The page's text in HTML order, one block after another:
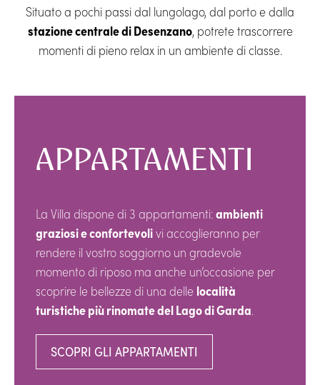
Situato a pochi passi dal lungolago, dal porto e dalla
stazione centrale di Desenzano, potrete trascorrere
momenti di pieno relax in un ambiente di classe.
APPARTAMENTI
La Villa dispone di 3 appartamenti:ambienti
graziosi e confortevolivi accoglieranno per
rendere il vostro soggiorno un gradevole
momento di riposo ma anche un’occasione per
scoprire le bellezze di una delle località
turistiche più rinomate del Lago di Garda.
SCOPRI GLI APPARTAMENTI